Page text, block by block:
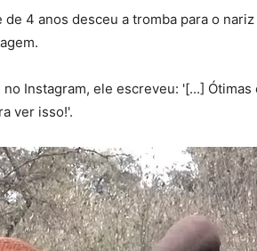
4 anos desceu a tromba para o
Instagram, ele escreveu: '[...]
ver isso!'.